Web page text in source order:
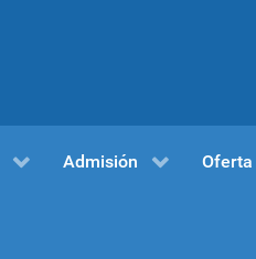
Admisión Oferta